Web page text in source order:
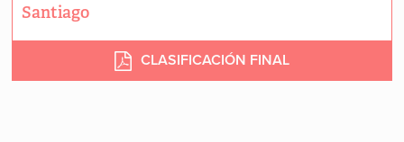
Santiago
CLASIFICACIÓN FINAL